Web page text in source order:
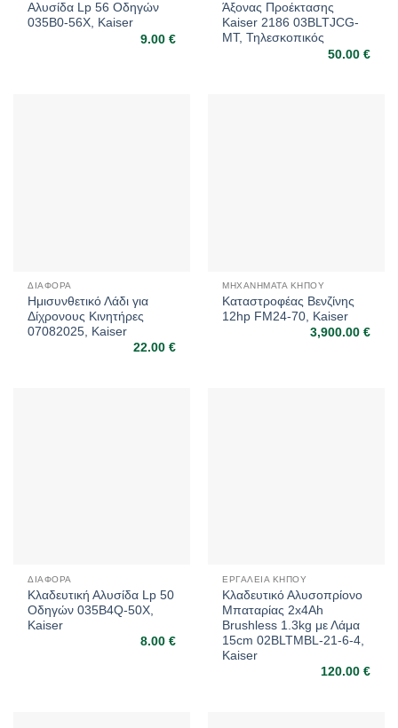
Αλυσίδα Lp 56 Οδηγών
035B0-56X, Kaiser
9.00 €
Άξονας Προέκτασης
Kaiser 2186 03BLTJCG-
MT, Τηλεσκοπικός
50.00 €
ΔΙΆΦΟΡΑ
Ημισυνθετικό Λάδι για
Δίχρονους Κινητήρες
07082025, Kaiser
22.00 €
ΜΗΧΑΝΉΜΑΤΑ ΚΉΠΟΥ
Καταστροφέας Βενζίνης
12hp FM24-70, Kaiser
3,900.00 €
ΔΙΆΦΟΡΑ
Κλαδευτική Αλυσίδα Lp 50
Οδηγών 035B4Q-50X,
Kaiser
8.00 €
ΕΡΓΑΛΕΊΑ ΚΉΠΟΥ
Κλαδευτικό Αλυσοπρίονο
Μπαταρίας 2x4Ah
Brushless 1.3kg με Λάμα
15cm 02BLTMBL-21-6-4,
Kaiser
120.00 €